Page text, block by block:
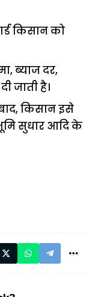
किसान को
ब्याज दर,
जाती है।
किसान इसे
सुधार आदि के